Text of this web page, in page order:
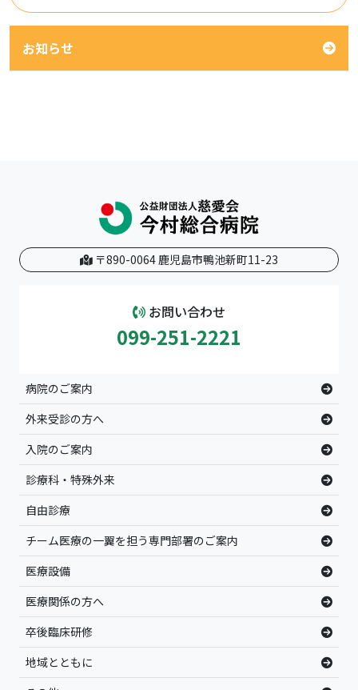
お知らせ
〒890-0064 鹿児島市鴨池新町11-23
お問い合わせ
099-251-2221
病院のご案内
外来受診の方へ
入院のご案内
診療科・特殊外来
自由診療
チーム医療の一翼を担う専門部署のご案内
医療設備
医療関係の方へ
卒後臨床研修
地域とともに